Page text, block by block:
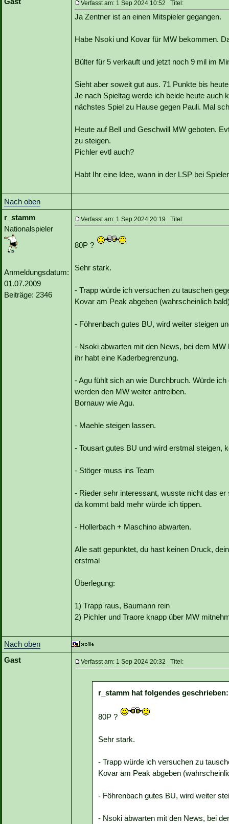
Verfasst am: 1 Sep 2024 10:52 Titel:
Ja Zentner ist an einen Mitspieler gegangen.
Habe Nsoki und Kovar für MW bekommen.
Bülter für 5 verkauft und jetzt noch 9 mil im
Sieht aber soweit gut aus. 71 Punkte bis
Je nach Spieltag werde ich beide heute auch
nächstes Spiel zu Hause gegen Pauli. Mal
Heute auf Bell und Geschwill MW geboten.
zu steigen.
Pichler evtl auch?
Habt Ihr eine Idee, wann in der LSP bei
Nach oben
r_stamm
Nationalspieler
Anmeldungsdatum:
01.07.2009
Beiträge: 2346
Verfasst am: 1 Sep 2024 20:19 Titel:
80P ?
Sehr stark.
- Trapp würde ich versuchen zu tauschen
Kovar am Peak abgeben (wahrscheinlich
- Föhrenbach gutes BU, wird weiter steigen
- Nsoki abwarten mit den News, bei dem
ihr habt eine Kaderbegrenzung.
- Agu fühlt sich an wie Durchbruch. Würde
werden den MW weiter antreiben.
Bornauw wie Agu.
- Maehle steigen lassen.
- Tousart gutes BU und wird erstmal steigen,
- Stöger muss ins Team
- Rieder sehr interessant, wusste nicht das
da kommt bald mehr würde ich tippen.
- Hollerbach + Maschino abwarten.
Alle satt gepunktet, du hast keinen Druck,
erstmal
Überlegung:
1) Trapp raus, Baumann rein
2) Pichler und Traore knapp über MW
Nach oben
Gast
Verfasst am: 1 Sep 2024 20:32 Titel:
r_stamm hat folgendes geschrieben:
80P ?
Sehr stark.
- Trapp würde ich versuchen zu
Kovar am Peak abgeben
- Föhrenbach gutes BU, wird weiter
- Nsoki abwarten mit den News, bei